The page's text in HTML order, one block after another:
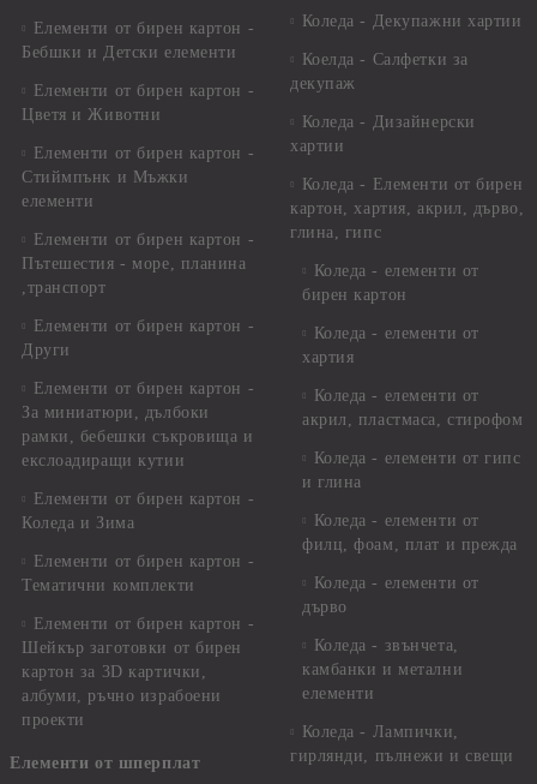
Елементи от бирен картон -
Бебшки и Детски елементи
Елементи от бирен картон -
Цветя и Животни
Елементи от бирен картон -
Стиймпънк и Мъжки
елементи
Елементи от бирен картон -
Пътешестия - море, планина
,транспорт
Елементи от бирен картон -
Други
Елементи от бирен картон -
За миниатюри, дълбоки
рамки, бебешки съкровища и
екслоадиращи кутии
Елементи от бирен картон -
Коледа и Зима
Елементи от бирен картон -
Тематични комплекти
Елементи от бирен картон -
Шейкър заготовки от бирен
картон за 3D картички,
албуми, ръчно израбоени
проекти
Елементи от шперплат
Коледа - Декупажни хартии
Коелда - Салфетки за
декупаж
Коледа - Дизайнерски
хартии
Коледа - Eлементи от бирен
картон, хартия, акрил, дърво,
глина, гипс
Коледа - елементи от
бирен картон
Коледа - елементи от
хартия
Коледа - елементи от
акрил, пластмаса, стирофом
Коледа - елементи от гипс
и глина
Коледа - елементи от
филц, фоам, плат и прежда
Коледа - елементи от
дърво
Коледа - звънчета,
камбанки и метални
елементи
Коледа - Лампички,
гирлянди, пълнежи и свещи